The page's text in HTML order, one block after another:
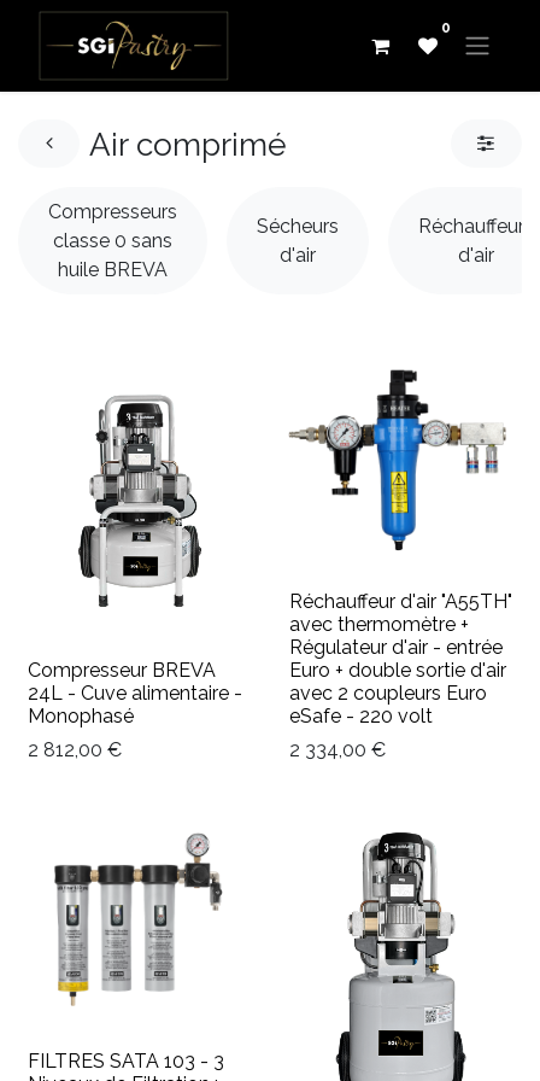
0
Air comprimé
Compresseurs
classe 0 sans
huile BREVA
Sécheurs
d'air
Réchauffeurs
d'air
Compresseur BREVA
24L - Cuve alimentaire -
Monophasé
2 812,00 €
Réchauffeur d'air "A55TH"
avec thermomètre +
Régulateur d'air - entrée
Euro + double sortie d'air
avec 2 coupleurs Euro
eSafe - 220 volt
2 334,00 €
FILTRES SATA 103 - 3